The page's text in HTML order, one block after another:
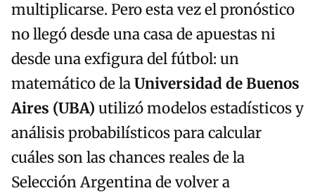
multiplicarse. Pero esta vez el pronóstico
no llegó desde una casa de apuestas ni
desde una exfigura del fútbol: un
matemático de laUniversidad de Buenos
Aires (UBA) utilizó modelos estadísticos y
análisis probabilísticos para calcular
cuáles son las chances reales de la
Selección Argentina de volver a